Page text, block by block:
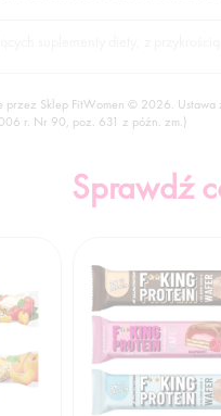
przez Sklep FitWomen © 2026. Ustawa
r. Nr 90, poz. 631 z późn. zm.)
Sprawdź